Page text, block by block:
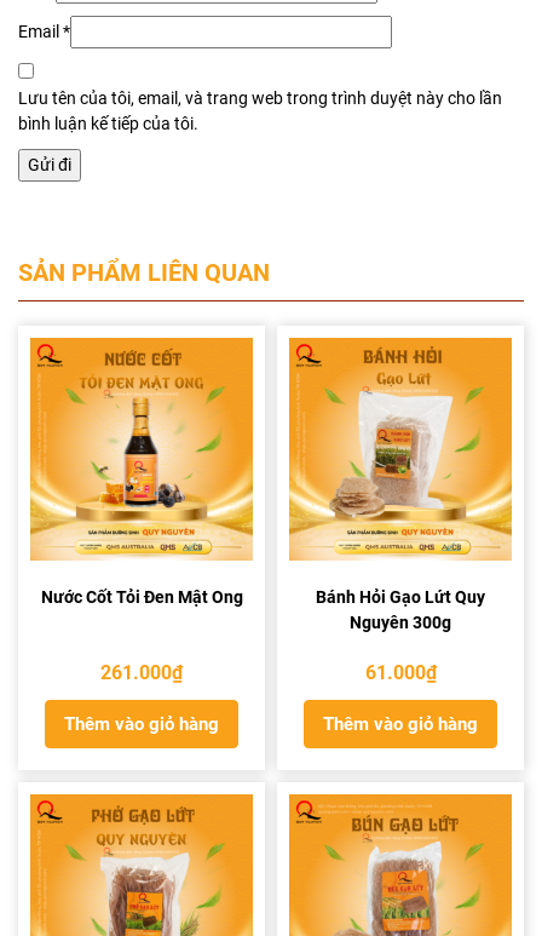
Email *
Lưu tên của tôi, email, và trang web trong trình duyệt này cho lần
bình luận kế tiếp của tôi.
SẢN PHẨM LIÊN QUAN
Nước Cốt Tỏi Đen Mật Ong
261.000₫
Thêm vào giỏ hàng
Bánh Hỏi Gạo Lứt Quy
Nguyên 300g
61.000₫
Thêm vào giỏ hàng